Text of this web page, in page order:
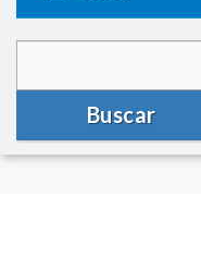
Buscar